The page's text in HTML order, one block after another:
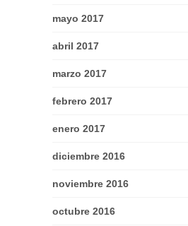
mayo 2017
abril 2017
marzo 2017
febrero 2017
enero 2017
diciembre 2016
noviembre 2016
octubre 2016